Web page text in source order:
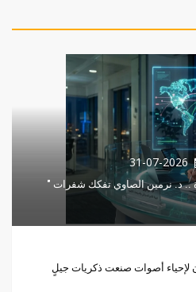
31-07-2026
.. د. نرمين الصاوي تفكك شفرات "
لإحياء أصوات صنعت ذكريات جيلٍ